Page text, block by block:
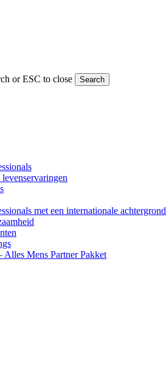
or ESC to close Search
met een internationale achtergrond
Alles Mens Partner Pakket